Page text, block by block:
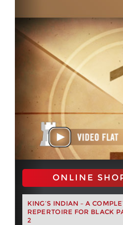
ONLINE
KING’S INDIAN – A
REPERTOIRE FOR BLACK
2